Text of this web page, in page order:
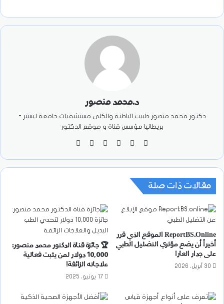
د.محمد منصور
دكتور محمد منصور طبيب الباطنة والكلى مستشفيات جامعة ليستر -
بريطانيا مؤسس قناة و موقع الدكتور
موقع فيسبوك
‫X
‫YouTubeانستقرام
مقالات ذات صلة
ReportBS.Online الموقع الذي قرر
أخيراً أن يضع مؤثري التضليل الطبي
على جدار العار!
30 أبريل، 2026
🏆 جائزة قناة الدكتور محمد منصور:
10,000 دولار لمن يثبت فعالية
علاجاته الزائفة!
17 يونيو، 2025